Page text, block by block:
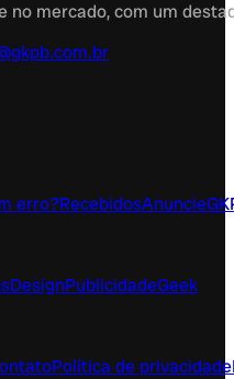
mercado, com um
erro?RecebidosAnuncie
DesignPublicidadeGeek
Política de privacidade